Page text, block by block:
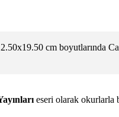
cm boyutlarında Can
eseri olarak okurlarla